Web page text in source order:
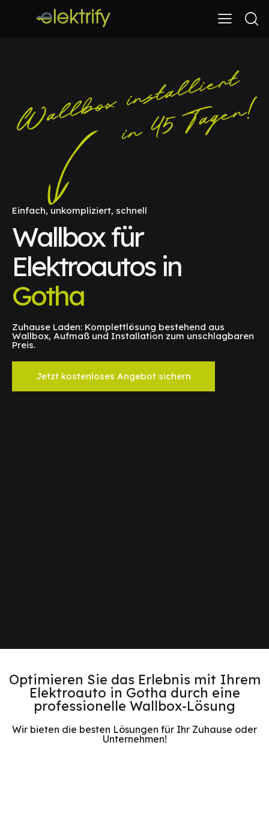
Einfach, unkompliziert, schnell
Wallbox für
Elektroautos in
Gotha
Zuhause Laden: Komplettlösung bestehend aus
Wallbox, Aufmaß und Installation zum unschlagbaren
Preis.
Jetzt kostenloses Angebot sichern
Optimieren Sie das Erlebnis mit Ihrem
Elektroauto in Gotha durch eine
professionelle Wallbox-Lösung
Wir bieten die besten Lösungen für Ihr Zuhause oder
Unternehmen!